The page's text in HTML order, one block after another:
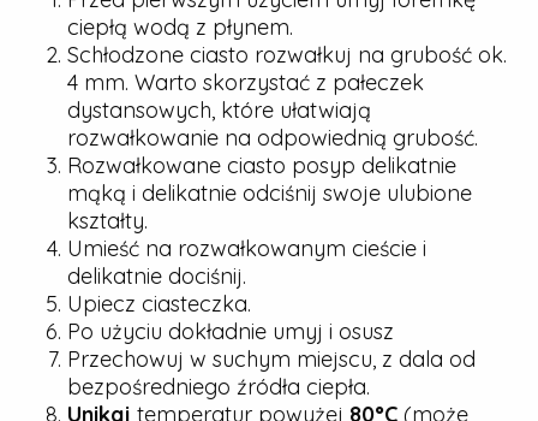
ciepłą wodą z płynem.
Schłodzone ciasto rozwałkuj na grubość ok.
4 mm. Warto skorzystać z pałeczek
dystansowych, które ułatwiają
rozwałkowanie na odpowiednią grubość.
Rozwałkowane ciasto posyp delikatnie
mąką i delikatnie odciśnij swoje ulubione
kształty.
Umieść na rozwałkowanym cieście i
delikatnie dociśnij.
Upiecz ciasteczka.
Po użyciu dokładnie umyj i osusz
Przechowuj w suchym miejscu, z dala od
bezpośredniego źródła ciepła.
Unikaj temperatur powyżej 80°C (może